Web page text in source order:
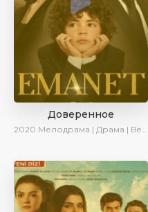
Доверенное
2020 Мелодрама | Драма | BeniAffet